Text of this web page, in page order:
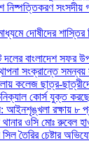
নিষ্পত্তিকরণ
দোষীদের শাস্তির
দলের বাংলাদেশ সফর
সংক্রান্তে সমন্বয়
কলেজ ছাত্র-
কোর্স যুক্ত করছে
আইনশৃঙ্খলা রক্ষায় ৮
ওসি মোঃ রুবেল
সিল তৈরির চেষ্টার